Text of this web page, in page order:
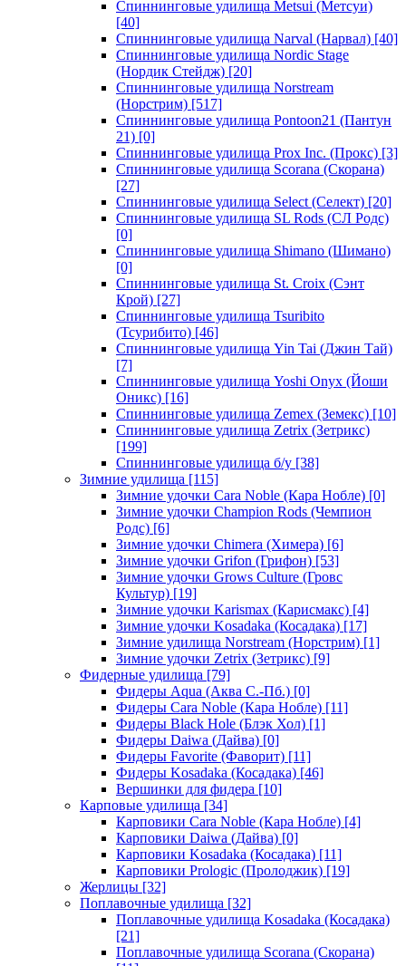
Спиннинговые удилища Metsui (Метсуи)
[40]
Спиннинговые удилища Narval (Нарвал) [40]
Спиннинговые удилища Nordic Stage
(Нордик Стейдж) [20]
Спиннинговые удилища Norstream
(Норстрим) [517]
Спиннинговые удилища Pontoon21 (Пантун
21) [0]
Спиннинговые удилища Prox Inc. (Прокс) [3]
Спиннинговые удилища Scorana (Скорана)
[27]
Спиннинговые удилища Select (Селект) [20]
Спиннинговые удилища SL Rods (СЛ Родс)
[0]
Спиннинговые удилища Shimano (Шимано)
[0]
Спиннинговые удилища St. Croix (Сэнт
Крой) [27]
Спиннинговые удилища Tsuribito
(Тсурибито) [46]
Спиннинговые удилища Yin Tai (Джин Тай)
[7]
Спиннинговые удилища Yoshi Onyx (Йоши
Оникс) [16]
Спиннинговые удилища Zemex (Земекс) [10]
Спиннинговые удилища Zetrix (Зетрикс)
[199]
Спиннинговые удилища б/у [38]
Зимние удилища [115]
Зимние удочки Cara Noble (Кара Нобле) [0]
Зимние удочки Champion Rods (Чемпион
Родс) [6]
Зимние удочки Chimera (Химера) [6]
Зимние удочки Grifon (Грифон) [53]
Зимние удочки Grows Culture (Гровс
Культур) [19]
Зимние удочки Karismax (Карисмакс) [4]
Зимние удочки Kosadaka (Косадака) [17]
Зимние удилища Norstream (Норстрим) [1]
Зимние удочки Zetrix (Зетрикс) [9]
Фидерные удилища [79]
Фидеры Aqua (Аква С.-Пб.) [0]
Фидеры Cara Noble (Кара Нобле) [11]
Фидеры Black Hole (Блэк Хол) [1]
Фидеры Daiwa (Дайва) [0]
Фидеры Favorite (Фаворит) [11]
Фидеры Kosadaka (Косадака) [46]
Вершинки для фидера [10]
Карповые удилища [34]
Карповики Cara Noble (Кара Нобле) [4]
Карповики Daiwa (Дайва) [0]
Карповики Kosadaka (Косадака) [11]
Карповики Prologic (Пролоджик) [19]
Жерлицы [32]
Поплавочные удилища [32]
Поплавочные удилища Kosadaka (Косадака)
[21]
Поплавочные удилища Scorana (Скорана)